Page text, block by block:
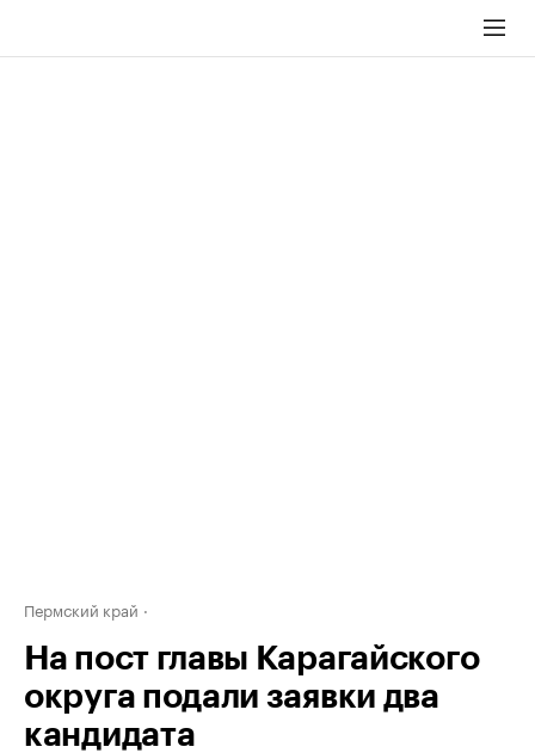
Пермский край
На пост главы Карагайского
округа подали заявки два
кандидата